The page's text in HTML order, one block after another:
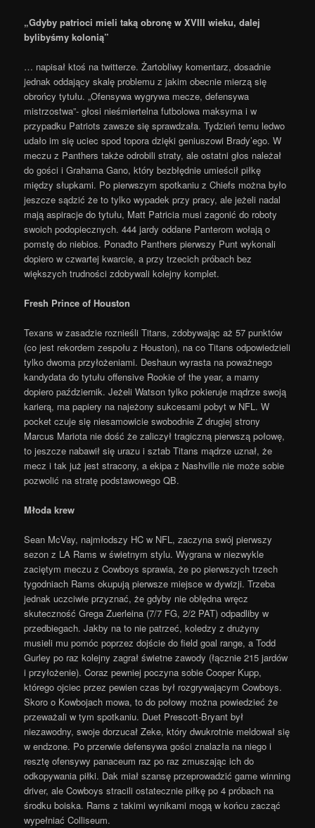
„Gdyby patrioci mieli taką obronę w XVIII wieku, dalej
bylibyśmy kolonią”
… napisał ktoś na twitterze. Żartobliwy komentarz, dosadnie
jednak oddający skalę problemu z jakim obecnie mierzą się
obrońcy tytułu. „Ofensywa wygrywa mecze, defensywa
mistrzostwa”- głosi nieśmiertelna futbolowa maksyma i w
przypadku Patriots zawsze się sprawdzała. Tydzień temu ledwo
udało im się uciec spod topora dzięki geniuszowi Brady’ego. W
meczu z Panthers także odrobili straty, ale ostatni głos należał
do gości i Grahama Gano, który bezbłędnie umieścił piłkę
między słupkami. Po pierwszym spotkaniu z Chiefs można było
jeszcze sądzić że to tylko wypadek przy pracy, ale jeżeli nadal
mają aspiracje do tytułu, Matt Patricia musi zagonić do roboty
swoich podopiecznych. 444 jardy oddane Panterom wołają o
pomstę do niebios. Ponadto Panthers pierwszy Punt wykonali
dopiero w czwartej kwarcie, a przy trzecich próbach bez
większych trudności zdobywali kolejny komplet.
Fresh Prince of Houston
Texans w zasadzie roznieśli Titans, zdobywając aż 57 punktów
(co jest rekordem zespołu z Houston), na co Titans odpowiedzieli
tylko dwoma przyłożeniami. Deshaun wyrasta na poważnego
kandydata do tytułu offensive Rookie of the year, a mamy
dopiero październik. Jeżeli Watson tylko pokieruje mądrze swoją
karierą, ma papiery na najeżony sukcesami pobyt w NFL. W
pocket czuje się niesamowicie swobodnie Z drugiej strony
Marcus Mariota nie dość że zaliczył tragiczną pierwszą połowę,
to jeszcze nabawił się urazu i sztab Titans mądrze uznał, że
mecz i tak już jest stracony, a ekipa z Nashville nie może sobie
pozwolić na stratę podstawowego QB.
Młoda krew
Sean McVay, najmłodszy HC w NFL, zaczyna swój pierwszy
sezon z LA Rams w świetnym stylu. Wygrana w niezwykle
zaciętym meczu z Cowboys sprawia, że po pierwszych trzech
tygodniach Rams okupują pierwsze miejsce w dywizji. Trzeba
jednak uczciwie przyznać, że gdyby nie obłędna wręcz
skuteczność Grega Zuerleina (7/7 FG, 2/2 PAT) odpadliby w
przedbiegach. Jakby na to nie patrzeć, koledzy z drużyny
musieli mu pomóc poprzez dojście do field goal range, a Todd
Gurley po raz kolejny zagrał świetne zawody (łącznie 215 jardów
i przyłożenie). Coraz pewniej poczyna sobie Cooper Kupp,
którego ojciec przez pewien czas był rozgrywającym Cowboys.
Skoro o Kowbojach mowa, to do połowy można powiedzieć że
przeważali w tym spotkaniu. Duet Prescott-Bryant był
niezawodny, swoje dorzucał Zeke, który dwukrotnie meldował się
w endzone. Po przerwie defensywa gości znalazła na niego i
resztę ofensywy panaceum raz po raz zmuszając ich do
odkopywania piłki. Dak miał szansę przeprowadzić game winning
driver, ale Cowboys stracili ostatecznie piłkę po 4 próbach na
środku boiska. Rams z takimi wynikami mogą w końcu zacząć
wypełniać Colliseum.